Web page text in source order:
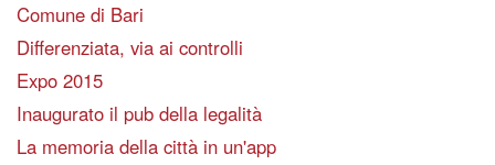
Comune di Bari
Differenziata, via ai controlli
Expo 2015
Inaugurato il pub della legalità
La memoria della città in un'app